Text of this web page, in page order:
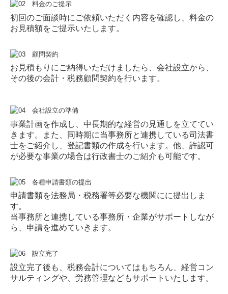
初回のご面談時にご依頼いただく内容を確認し、料金の
お見積額をご提示いたします。
お見積もりにご納得いただけましたら、会社設立から、
その後の会計・税務顧問契約を行います。
事業計画を作成し、中長期的な経営の見通しを立ててい
きます。また、同時期に当事務所と連携している司法書
士をご紹介し、登記書類の作成を行います。他、許認可
が必要な事業の場合は行政書士のご紹介も可能です。
申請書類を法務局・税務署等必要な機関にに提出しま
す。
当事務所と連携している事務所・企業がサポートしなが
ら、申請を進めていきます。
設立完了後も、税務会計についてはもちろん、経営コン
サルティングや、労務管理などもサポートいたします。